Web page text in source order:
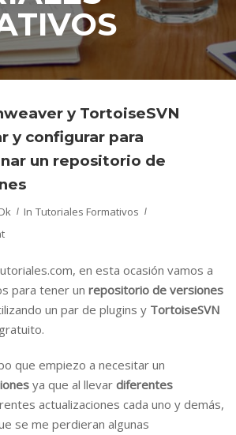
y TortoiseSVN
y configurar para
un repositorio de
In Tutoriales Formativos
en esta ocasión vamos a
para tener un repositorio de versiones
un par de plugins y TortoiseSVN
que empiezo a necesitar un
ya que al llevar diferentes
actualizaciones cada uno y demás,
se me perdieran algunas